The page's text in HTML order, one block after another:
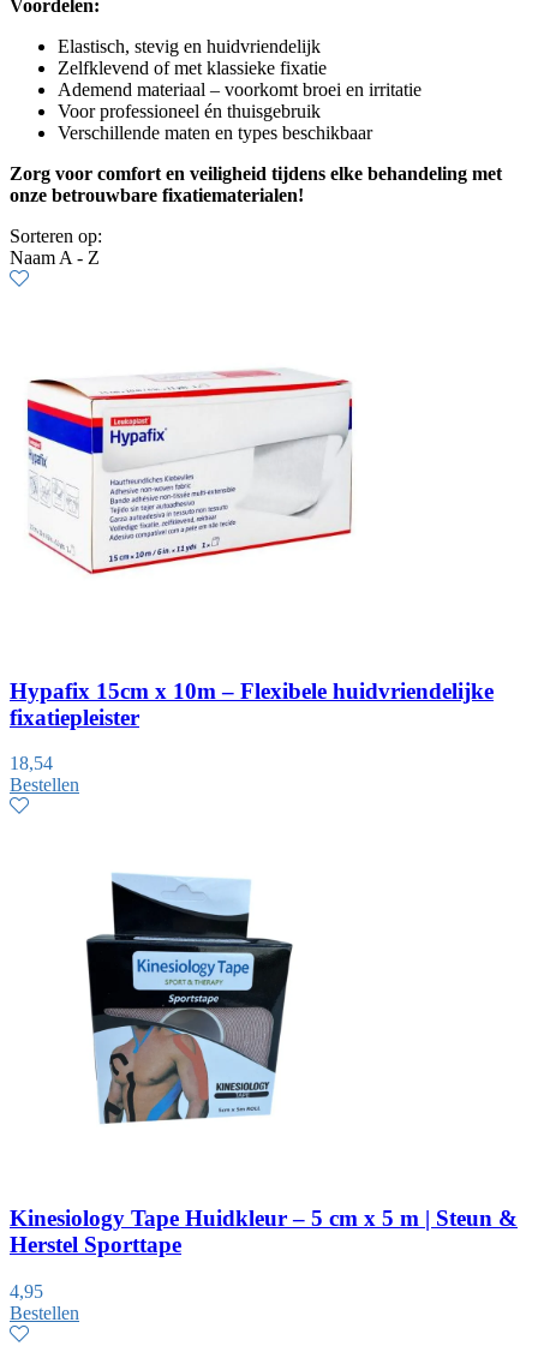
Voordelen:
Elastisch, stevig en huidvriendelijk
Zelfklevend of met klassieke fixatie
Ademend materiaal – voorkomt broei en irritatie
Voor professioneel én thuisgebruik
Verschillende maten en types beschikbaar
Zorg voor comfort en veiligheid tijdens elke behandeling met
onze betrouwbare fixatiematerialen!
Sorteren op:
Naam A - Z
Hypafix 15cm x 10m – Flexibele huidvriendelijke
fixatiepleister
18,54
Bestellen
Kinesiology Tape Huidkleur – 5 cm x 5 m | Steun &
Herstel Sporttape
4,95
Bestellen